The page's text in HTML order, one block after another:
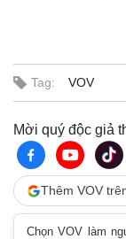
Tag: VOV
Mời quý độc giả
Thêm VOV
Chọn VOV làm